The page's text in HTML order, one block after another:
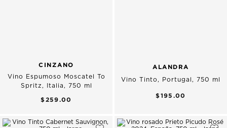
CINZANO
Vino Espumoso Moscatel To
Spritz, Italia, 750 ml
$259.00
ALANDRA
Vino Tinto, Portugal, 750 ml
$195.00